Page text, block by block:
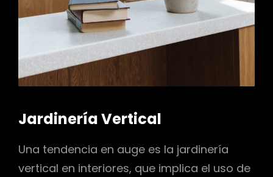
Jardinería Vertical
Una tendencia en auge es la jardinería
vertical en interiores, que implica el uso de